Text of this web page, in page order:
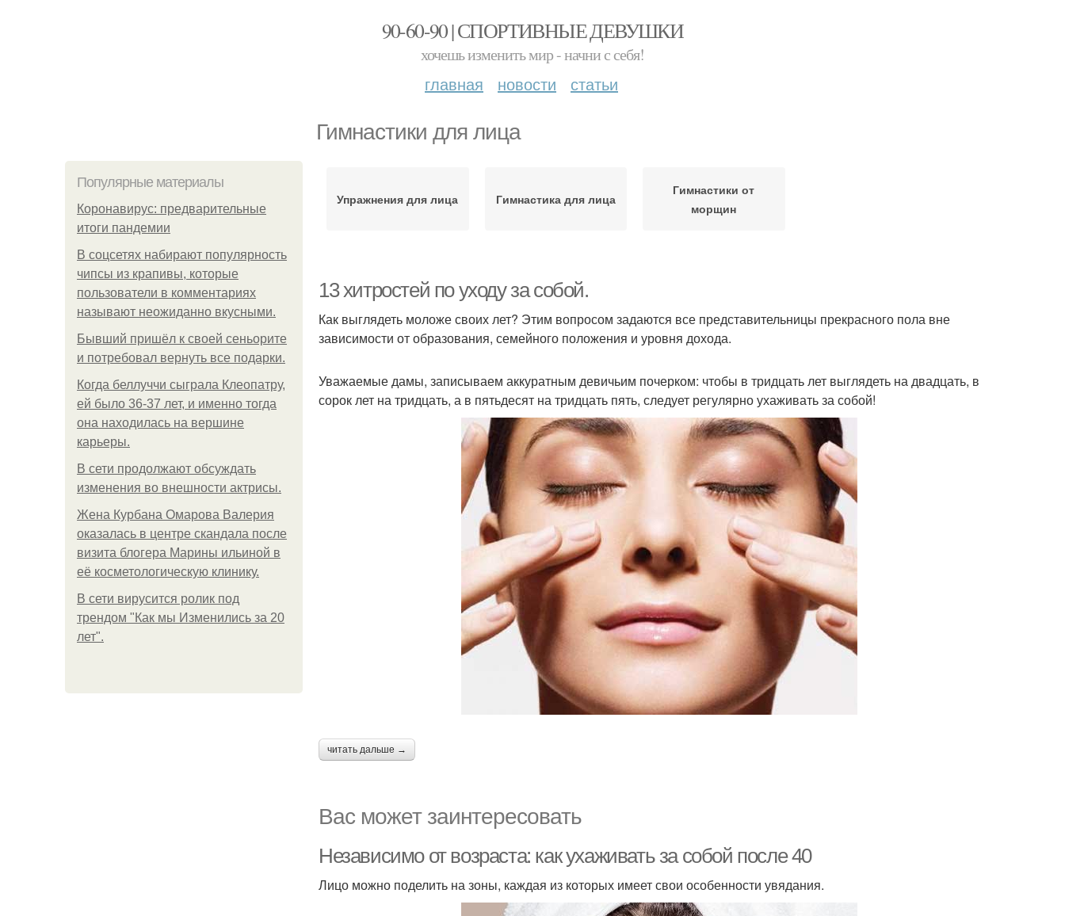
90-60-90 | СПОРТИВНЫЕ ДЕВУШКИ
хочешь изменить мир - начни с себя!
главная новости статьи
Гимнастики для лица
Популярные материалы
Коронавирус: предварительные
итоги пандемии
В соцсетях набирают популярность
чипсы из крапивы, которые
пользователи в комментариях
называют неожиданно вкусными.
Бывший пришёл к своей сеньорите
и потребовал вернуть все подарки.
Когда беллуччи сыграла Клеопатру,
ей было 36-37 лет, и именно тогда
она находилась на вершине
карьеры.
В сети продолжают обсуждать
изменения во внешности актрисы.
Жена Курбана Омарова Валерия
оказалась в центре скандала после
визита блогера Марины ильиной в
её косметологическую клинику.
В сети вирусится ролик под
трендом "Как мы Изменились за 20
лет".
Упражнения для лица Гимнастика для лица
Гимнастики от
морщин
13 хитростей по уходу за собой.
Как выглядеть моложе своих лет? Этим вопросом задаются все представительницы прекрасного пола вне
зависимости от образования, семейного положения и уровня дохода.
Уважаемые дамы, записываем аккуратным девичьим почерком: чтобы в тридцать лет выглядеть на двадцать, в
сорок лет на тридцать, а в пятьдесят на тридцать пять, следует регулярно ухаживать за собой!
читать дальше →
Вас может заинтересовать
Независимо от возраста: как ухаживать за собой после 40
Лицо можно поделить на зоны, каждая из которых имеет свои особенности увядания.